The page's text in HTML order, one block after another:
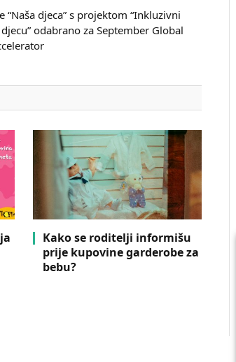
“Naša djeca” s projektom “Inkluzivni
odabrano za September Global
Kako se roditelji informišu
prije kupovine garderobe za
bebu?